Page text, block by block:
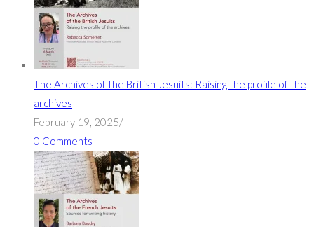
The Archives of the British Jesuits: Raising the profile of the
archives
February 19, 2025/
0 Comments